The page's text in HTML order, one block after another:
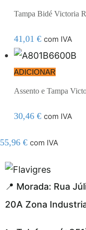
Tampa Bidé Victoria
41,01 € com IVA
ADICIONAR
Assento e Tampa
30,46 € com IVA
55,96 € com IVA
adresi
📍 Morada: Rua
20A Zona